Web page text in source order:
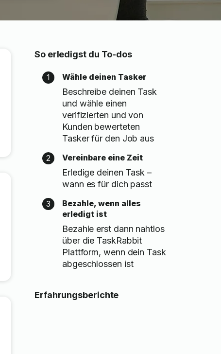
So erledigst du To-dos
1 Wähle deinen Tasker
Beschreibe deinen Task
und wähle einen
verifizierten und von
Kunden bewerteten
Tasker für den Job aus
2 Vereinbare eine Zeit
Erledige deinen Task –
wann es für dich passt
3
Bezahle, wenn alles
erledigt ist
Bezahle erst dann nahtlos
über die TaskRabbit
Plattform, wenn dein Task
abgeschlossen ist
Erfahrungsberichte